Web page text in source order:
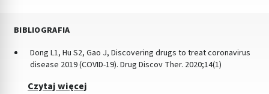
BIBLIOGRAFIA
Dong L1, Hu S2, Gao J, Discovering drugs to treat coronavirus
disease 2019 (COVID-19). Drug Discov Ther. 2020;14(1)
Czytaj więcej